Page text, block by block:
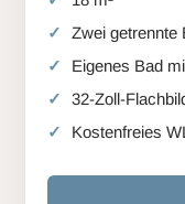
Zwei getrennte
Eigenes Bad
32-Zoll-
Kostenfreies